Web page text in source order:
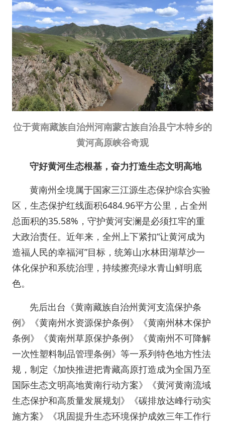
位于黄南藏族自治州河南蒙古族自治县宁木特乡的
黄河高原峡谷奇观
守好黄河生态根基，奋力打造生态文明高地
黄南州全境属于国家三江源生态保护综合实验
区，生态保护红线面积6484.96平方公里，占全州
总面积的35.58%，守护黄河安澜是必须扛牢的重
大政治责任。近年来，全州上下紧扣“让黄河成为
造福人民的幸福河”目标，统筹山水林田湖草沙一
体化保护和系统治理，持续擦亮绿水青山鲜明底
色。
先后出台《黄南藏族自治州黄河支流保护条
例》《黄南州水资源保护条例》《黄南州林木保护
条例》《黄南州草原保护条例》《黄南州不可降解
一次性塑料制品管理条例》等一系列特色地方性法
规，制定《加快推进把青藏高原打造成为全国乃至
国际生态文明高地黄南行动方案》《黄河黄南流域
生态保护和高质量发展规划》《碳排放达峰行动实
施方案》《巩固提升生态环境保护成效三年工作行